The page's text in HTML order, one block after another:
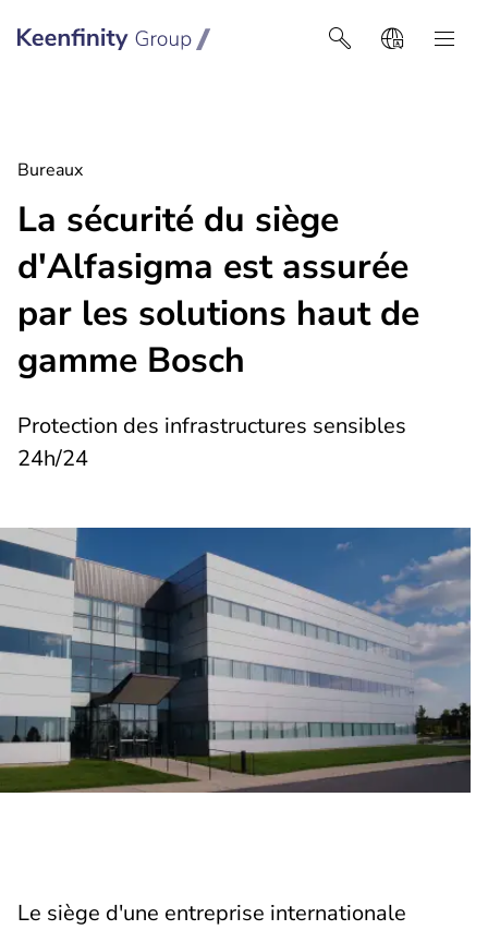
Keenfinity Group I Belgique
Bureaux
La sécurité du siège
d'Alfasigma est assurée
par les solutions haut de
gamme Bosch
Protection des infrastructures sensibles
24h/24
Le siège d'une entreprise internationale